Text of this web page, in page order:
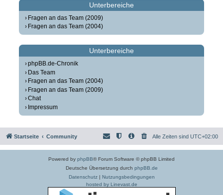
Unterbereiche
Fragen an das Team (2009)
Fragen an das Team (2004)
Unterbereiche
phpBB.de-Chronik
Das Team
Fragen an das Team (2004)
Fragen an das Team (2009)
Chat
Impressum
Startseite Community Alle Zeiten sind UTC+02:00
Powered by phpBB® Forum Software © phpBB Limited
Deutsche Übersetzung durch phpBB.de
Datenschutz| Nutzungsbedingungen
hosted by Linevast.de